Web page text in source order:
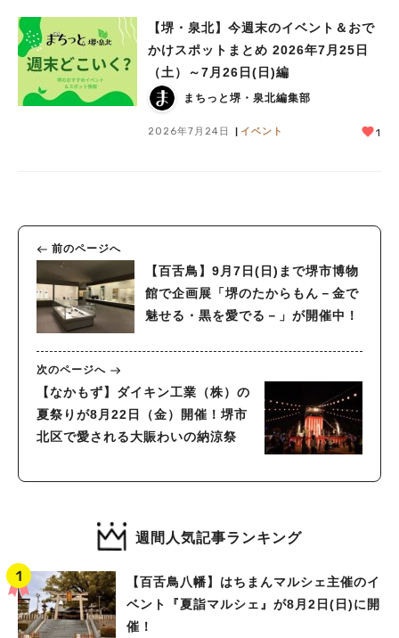
【堺・泉北】今週末のイベント＆おで
かけスポットまとめ 2026年7月25日
（土）～7月26日(日)編
まちっと堺・泉北編集部
2026年7月24日 イベント 1
前のページへ
【百舌鳥】9月7日(日)まで堺市博物
館で企画展「堺のたからもん－金で
魅せる・黒を愛でる－」が開催中！
次のページへ
【なかもず】ダイキン工業（株）の
夏祭りが8月22日（金）開催！堺市
北区で愛される大賑わいの納涼祭
週間人気記事ランキング
【百舌鳥八幡】はちまんマルシェ主催のイ
ベント『夏詣マルシェ』が8月2日(日)に開
催！